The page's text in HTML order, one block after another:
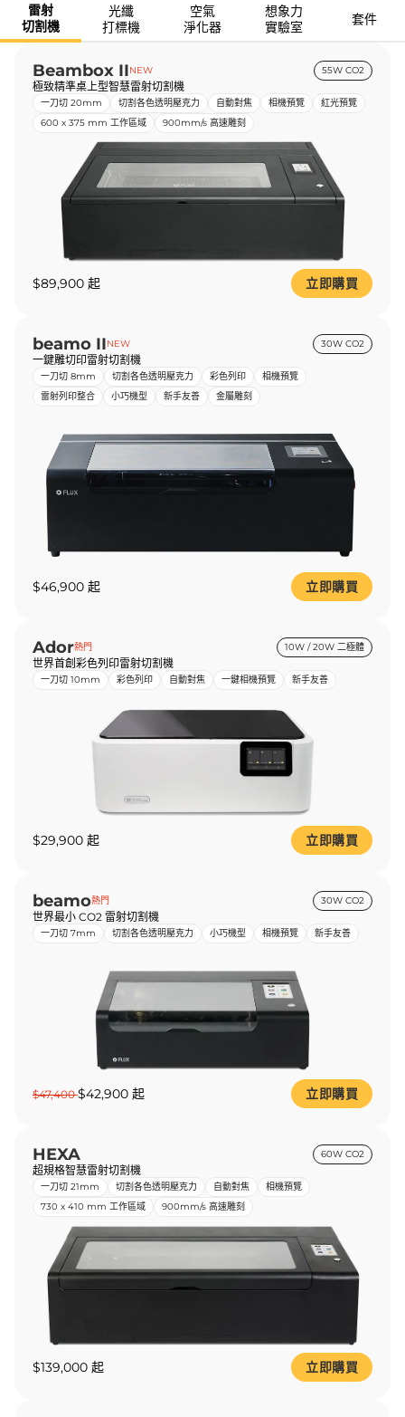
雷射
切割機
光纖
打標機
空氣
淨化器
想象力
實驗室
套件
Beambox IINEW 55W CO2
極致精準桌上型智慧雷射切割機
一刀切 20mm 切割各色透明壓克力 自動對焦 相機預覽
紅光預覽
600 x 375 mm 工作區域
900mm/s 高速雕刻
$89,900 起 立即購買
beamo IINEW 30W CO2
一鍵雕切印雷射切割機
一刀切 8mm 切割各色透明壓克力 彩色列印
相機預覽
雷射列印整合
小巧機型 新手友善 金屬雕刻
$46,900 起 立即購買
Ador熱門 10W / 20W 二極體
世界首創彩色列印雷射切割機
一刀切 10mm 彩色列印 自動對焦 一鍵相機預覽 新手友善
$29,900 起 立即購買
beamo熱門 30W CO2
世界最小 CO2 雷射切割機
一刀切 7mm 切割各色透明壓克力 小巧機型 相機預覽 新手友善
$47,400$42,900 起 立即購買
HEXA 60W CO2
超規格智慧雷射切割機
一刀切 21mm 切割各色透明壓克力 自動對焦
相機預覽
730 x 410 mm 工作區域
900mm/s 高速雕刻
$139,000 起 立即購買